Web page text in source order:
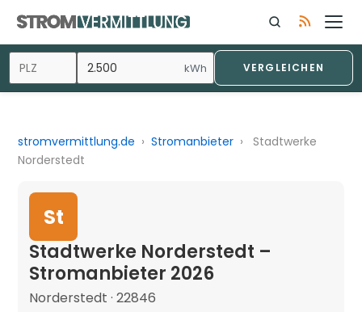
kWh VERGLEICHEN
stromvermittlung.de › Stromanbieter ›
Stadtwerke
Norderstedt
St
Stadtwerke Norderstedt –
Stromanbieter 2026
Norderstedt · 22846